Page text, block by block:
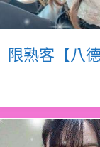
限熟客【八